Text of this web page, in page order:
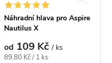
Náhradní hlava pro Aspire
Nautilus X
od 109 Kč/ ks
Měrná
89,80 Kč / 1 ks